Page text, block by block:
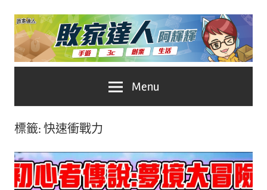
Skip
content
家
人
No.1
遊
戲
科
技
自
Menu
標籤: 快速衝戰力